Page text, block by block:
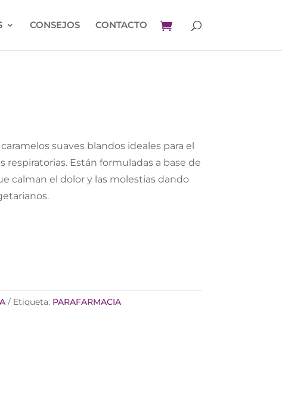
CONSEJOS CONTACTO
suaves blandos ideales para el
respiratorias. Están formuladas a base de
calman el dolor y las molestias dando
Etiqueta: PARAFARMACIA